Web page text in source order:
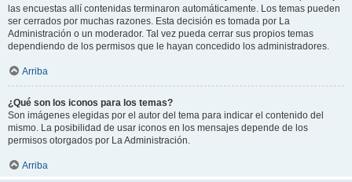
las encuestas allí contenidas terminaron automáticamente. Los temas pueden
ser cerrados por muchas razones. Esta decisión es tomada por La
Administración o un moderador. Tal vez pueda cerrar sus propios temas
dependiendo de los permisos que le hayan concedido los administradores.
Arriba
¿Qué son los iconos para los temas?
Son imágenes elegidas por el autor del tema para indicar el contenido del
mismo. La posibilidad de usar iconos en los mensajes depende de los
permisos otorgados por La Administración.
Arriba